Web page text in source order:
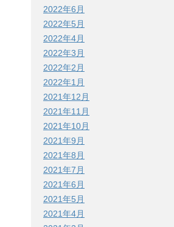
2022年6月
2022年5月
2022年4月
2022年3月
2022年2月
2022年1月
2021年12月
2021年11月
2021年10月
2021年9月
2021年8月
2021年7月
2021年6月
2021年5月
2021年4月